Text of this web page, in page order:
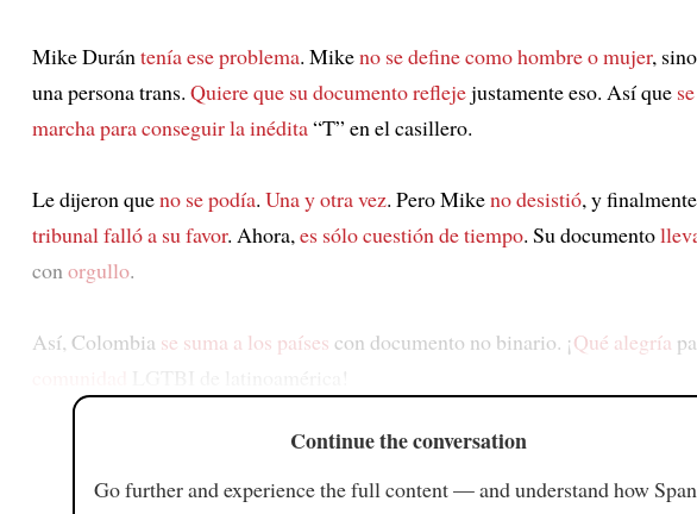
Mike Durán tenía ese problema. Mikeno se define como hombre o mujer,
una persona trans. Quiere que su documento reflejejustamente eso. Así que
marcha para conseguir la inédita“T” en el casillero.
Le dijeron queno se podía. Una y otra vez. Pero Mikeno desistió, y finalmente
tribunal falló a su favor. Ahora, es sólo cuestión de tiempo. Su documento
con orgullo.
Así, Colombia se suma a los países con documento no binario. ¡Qué alegría
Continue the conversation
Go further and experience the full content — and understand how